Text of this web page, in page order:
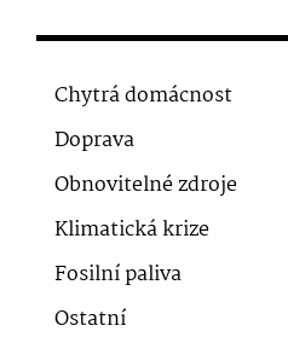
Chytrá domácnost
Doprava
Obnovitelné zdroje
Klimatická krize
Fosilní paliva
Ostatní